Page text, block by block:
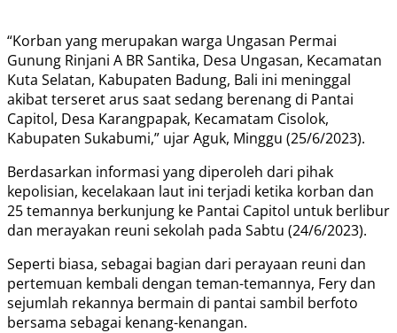
“Korban yang merupakan warga Ungasan Permai
Gunung Rinjani A BR Santika, Desa Ungasan, Kecamatan
Kuta Selatan, Kabupaten Badung, Bali ini meninggal
akibat terseret arus saat sedang berenang di Pantai
Capitol, Desa Karangpapak, Kecamatam Cisolok,
Kabupaten Sukabumi,” ujar Aguk, Minggu (25/6/2023).
Berdasarkan informasi yang diperoleh dari pihak
kepolisian, kecelakaan laut ini terjadi ketika korban dan
25 temannya berkunjung ke Pantai Capitol untuk berlibur
dan merayakan reuni sekolah pada Sabtu (24/6/2023).
Seperti biasa, sebagai bagian dari perayaan reuni dan
pertemuan kembali dengan teman-temannya, Fery dan
sejumlah rekannya bermain di pantai sambil berfoto
bersama sebagai kenang-kenangan.